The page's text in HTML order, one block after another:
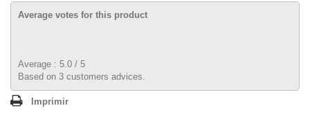
Average votes for this product
Average : 5.0 / 5
Based on 3 customers advices.
Imprimir